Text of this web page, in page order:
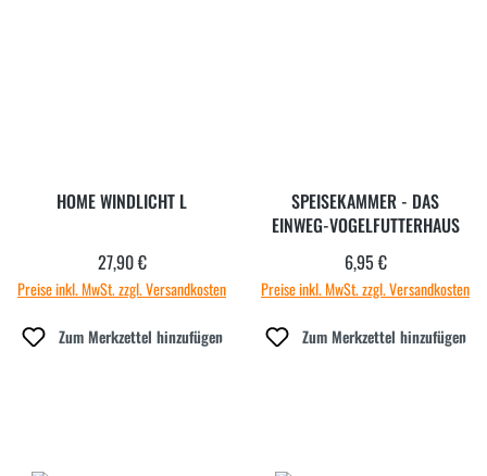
HOME WINDLICHT L
Regulärer Preis:
27,90 €
Preise inkl. MwSt. zzgl. Versandkosten
Zum Merkzettel hinzufügen
SPEISEKAMMER - DAS
EINWEG-VOGELFUTTERHAUS
Regulärer Preis:
6,95 €
Preise inkl. MwSt. zzgl. Versandkosten
Zum Merkzettel hinzufügen